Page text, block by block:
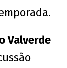
Valverde